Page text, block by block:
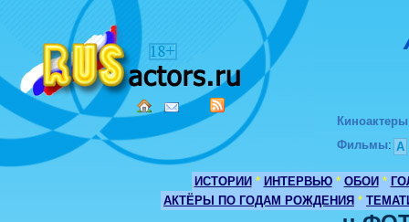
Киноактеры
Фильмы: А
ИСТОРИИ * ИНТЕРВЬЮ * ОБОИ *
АКТЁРЫ ПО ГОДАМ РОЖДЕНИЯ *